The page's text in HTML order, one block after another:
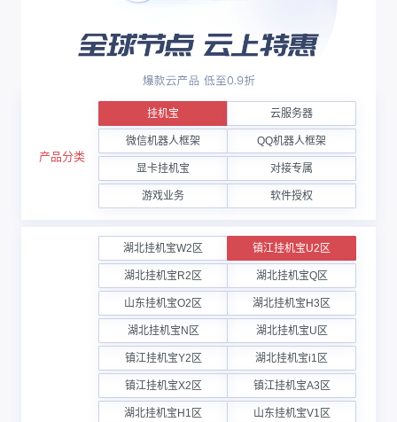
产品分类
挂机宝 云服务器
微信机器人框架 QQ机器人框架
显卡挂机宝 对接专属
游戏业务 软件授权
湖北挂机宝W2区 镇江挂机宝U2区
湖北挂机宝R2区 湖北挂机宝Q区
山东挂机宝O2区 湖北挂机宝H3区
湖北挂机宝N区 湖北挂机宝U区
镇江挂机宝Y2区 湖北挂机宝i1区
镇江挂机宝X2区 镇江挂机宝A3区
湖北挂机宝H1区 山东挂机宝V1区